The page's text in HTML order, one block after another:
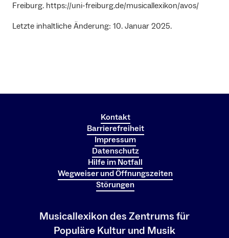
Freiburg. https://uni-freiburg.de/musicallexikon/avos/
Letzte inhaltliche Änderung: 10. Januar 2025.
Kontakt
Barrierefreiheit
Impressum
Datenschutz
Hilfe im Notfall
Wegweiser und Öffnungszeiten
Störungen
Musicallexikon des Zentrums für
Populäre Kultur und Musik